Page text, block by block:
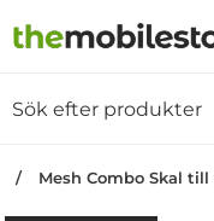
Mesh Combo Skal